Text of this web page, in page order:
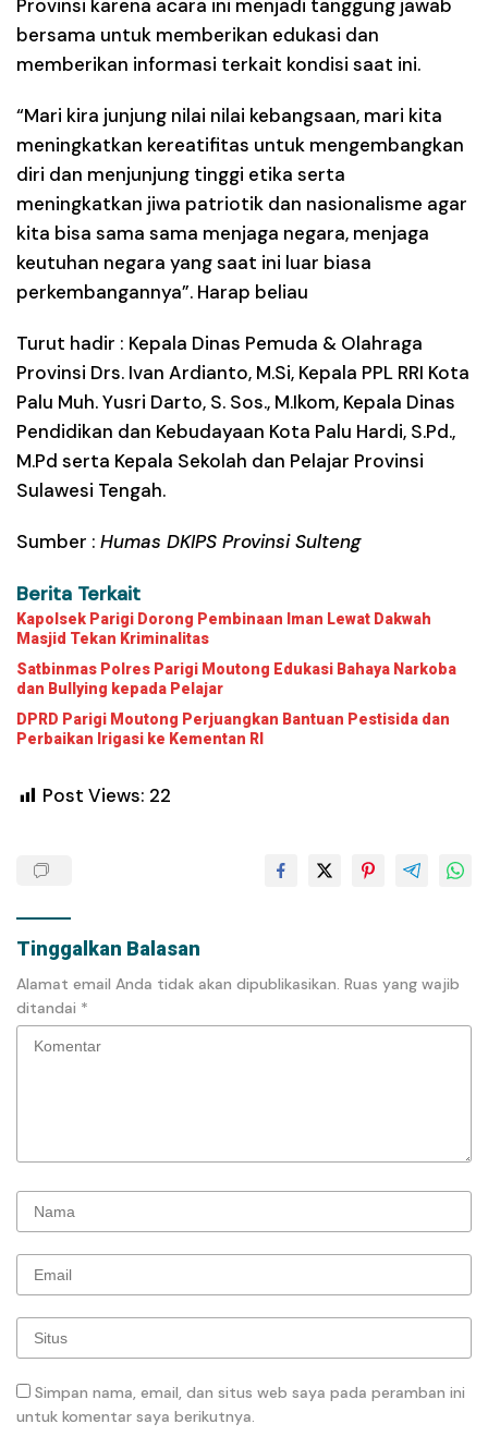
Provinsi karena acara ini menjadi tanggung jawab
bersama untuk memberikan edukasi dan
memberikan informasi terkait kondisi saat ini.
“Mari kira junjung nilai nilai kebangsaan, mari kita
meningkatkan kereatifitas untuk mengembangkan
diri dan menjunjung tinggi etika serta
meningkatkan jiwa patriotik dan nasionalisme agar
kita bisa sama sama menjaga negara, menjaga
keutuhan negara yang saat ini luar biasa
perkembangannya”. Harap beliau
Turut hadir : Kepala Dinas Pemuda & Olahraga
Provinsi Drs. Ivan Ardianto, M.Si, Kepala PPL RRI Kota
Palu Muh. Yusri Darto, S. Sos., M.Ikom, Kepala Dinas
Pendidikan dan Kebudayaan Kota Palu Hardi, S.Pd.,
M.Pd serta Kepala Sekolah dan Pelajar Provinsi
Sulawesi Tengah.
Sumber : Humas DKIPS Provinsi Sulteng
Berita Terkait
Kapolsek Parigi Dorong Pembinaan Iman Lewat Dakwah
Masjid Tekan Kriminalitas
Satbinmas Polres Parigi Moutong Edukasi Bahaya Narkoba
dan Bullying kepada Pelajar
DPRD Parigi Moutong Perjuangkan Bantuan Pestisida dan
Perbaikan Irigasi ke Kementan RI
Post Views: 22
Tinggalkan Balasan
Alamat email Anda tidak akan dipublikasikan. Ruas yang wajib
ditandai *
Simpan nama, email, dan situs web saya pada peramban ini
untuk komentar saya berikutnya.